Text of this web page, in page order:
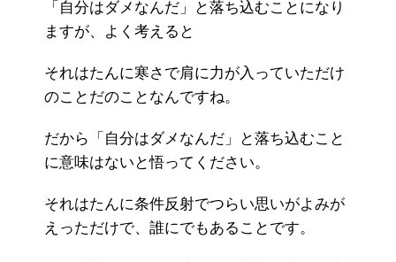
「自分はダメなんだ」と落ち込むことになり
ますが、よく考えると
それはたんに寒さで肩に力が入っていただけ
のことだのことなんですね。
だから「自分はダメなんだ」と落ち込むこと
に意味はないと悟ってください。
それはたんに条件反射でつらい思いがよみが
えっただけで、誰にでもあることです。